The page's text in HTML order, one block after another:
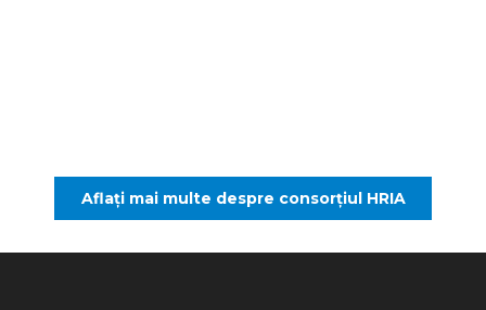
Aflați mai multe despre consorțiul HRIA